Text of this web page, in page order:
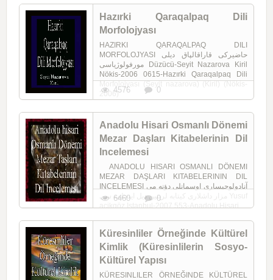
Hazırki Qaraqalpaq Dili
Morfolojyası
HAZIRKI QARAQALPAQ DILI
MORFOLOJYASI حاضیرکی قاراقالپاق دیلی
مورفولوژیاسی Düzücü-Seyit Nazarova Kiril
Nökis-2006 0615-Hazırki Qaraqalpaq Dili
2006)4576 0
Anadolu Hisari Osmanlı Dönemi
Mezar Daşları Kitabelerinin Dil
Incelemesi
ANADOLU HISARI OSMANLI DÖNEMI
MEZAR DAŞLARI KITABELERININ DIL
INCELEMESI آنادولوحیساری اوسمانلی دؤنه می
مزار داشلاری کیتابه لرینین دیل اینجلمه سی Yusuf
açikgöz Istanbul-2007 553-Anadolu Hisari ...
6460 0
Küresinliler Örneğinde Kültürel
Kimlik (Küresinlilerin Sosyo-
Kültürel Yapısı
KÜRESINLILER ÖRNEĞINDE KÜLTÜREL